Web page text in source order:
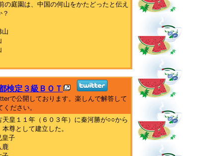
の庭園は、中国の何山をかたどったと伝え
？
検定３級ＢＯＴ
で公開しております。楽しんで解答して
ください。
天皇１１年（６０３年）に秦河勝が○○から
尊として建立した。
子
鹿